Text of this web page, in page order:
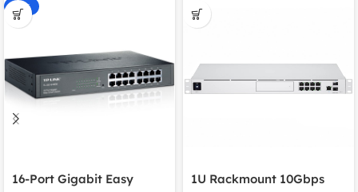
-20%
16-Port Gigabit Easy
1U Rackmount 10Gbps